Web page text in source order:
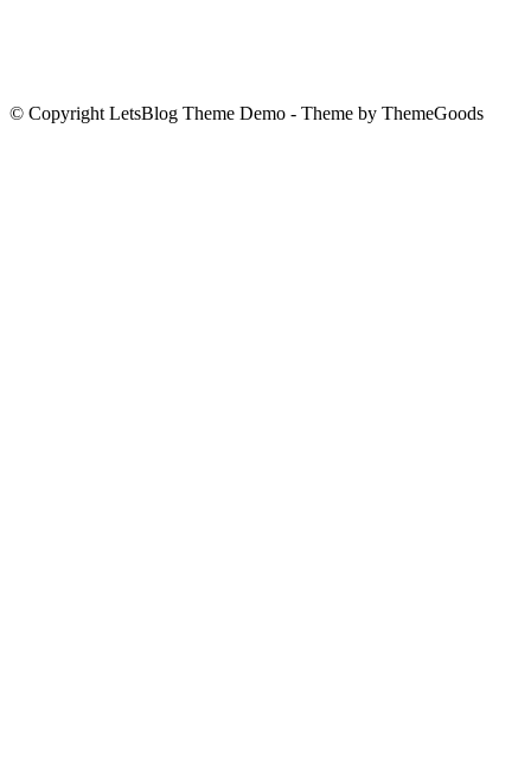
© Copyright LetsBlog Theme Demo - Theme by ThemeGoods